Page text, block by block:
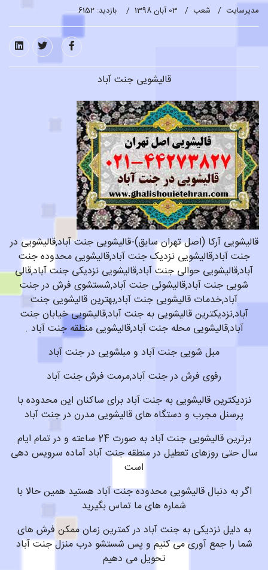
مدیرسایت شعب 03 آبان 1398 بازدید: 6152
قالیشویی جنت آباد
قالیشویی آرکا (اصل تهران سابق)-قالیشویی جنت آباد,قالیشویی در
جنت آباد,قالیشویی نزدیک جنت آباد,قالیشویی محدوده جنت
آباد,قالیشویی حوالی جنت آباد,قالیشویی نزدیکی جنت آباد,قالی
شویی جنت آباد,قالیشوئی جنت آباد,شستشوی فرش در جنت
آباد,خدمات قالیشویی جنت آباد,بهترین قالیشویی جنت
آباد,نزدیکترین قالیشویی به جنت آباد,قالیشویی خیابان جنت
آباد,قالیشویی محله جنت آباد,قالیشویی منطقه جنت آباد .
مبل شویی جنت آباد و مبلشویی در جنت آباد
رفوی فرش در جنت آباد,مرمت فرش جنت آباد
نزدیکترین قالیشویی به جنت آباد برای ساکنان این محدوده با
پرسنل مجرب و دستگاه های قالیشویی مدرن در جنت آباد
برترین قالیشویی جنت آباد به صورت 24 ساعته و در تمام ایام
سال حتی روزهای تعطیل در منطقه جنت آباد آماده سرویس دهی
است
اگر به دنبال قالیشویی محدوده جنت آباد هستید همین حالا با
شماره های ما تماس بگیرید
به دلیل نزدیکی به جنت آباد در کمترین زمان ممکن فرش های
شما را جمع آوری می کنیم و پس شستشو درب منزل جنت آباد
تحویل می دهیم